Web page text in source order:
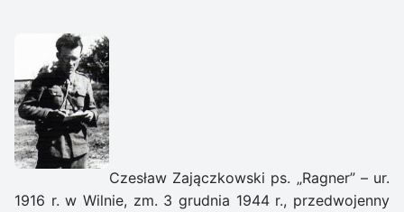
Czesław Zajączkowski ps. „Ragner” – ur.
1916 r. w Wilnie, zm. 3 grudnia 1944 r., przedwojenny